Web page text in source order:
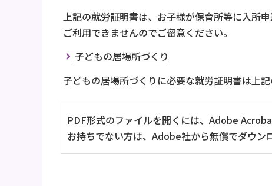
上記の就労証明書は、お子様が保育所等に入所
ご利用できませんのでご留意ください。
子どもの居場所づくり
子どもの居場所づくりに必要な就労証明書は上
PDF形式のファイルを開くには、Adobe
お持ちでない方は、Adobe社から無償でダウン